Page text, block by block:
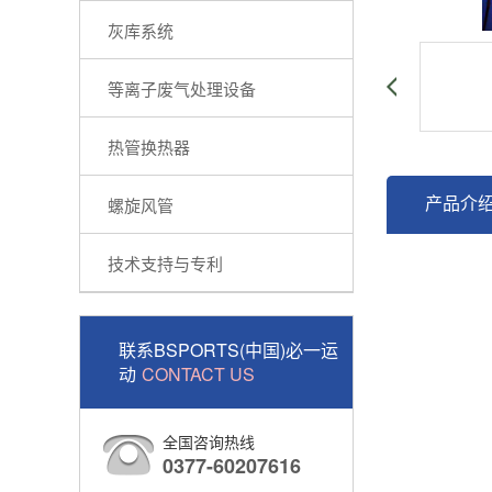
灰库系统
等离子废气处理设备
热管换热器
螺旋风管
技术支持与专利
联系BSPORTS(中国)必一运
动 CONTACT US
全国咨询热线
0377-60207616
产品介